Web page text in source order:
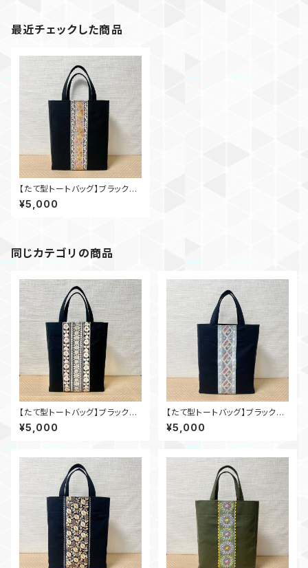
最近チェックした商品
【たて型トートバッグ】ブラック×
インド刺繍_bl002
¥5,000
同じカテゴリの商品
【たて型トートバッグ】ブラック×
インド刺繍_bl005
¥5,000
【たて型トートバッグ】ブラック×
インド刺繍_bl004
¥5,000